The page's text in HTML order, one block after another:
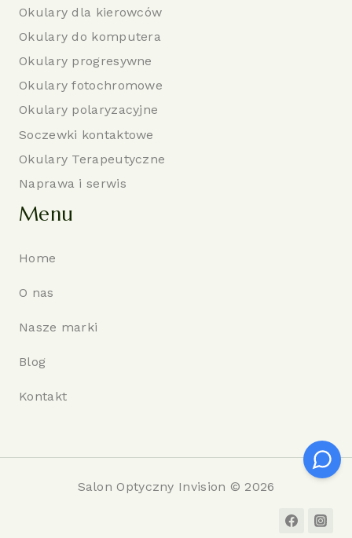
Okulary dla kierowców
Okulary do komputera
Okulary progresywne
Okulary fotochromowe
Okulary polaryzacyjne
Soczewki kontaktowe
Okulary Terapeutyczne
Naprawa i serwis
Menu
Home
O nas
Nasze marki
Blog
Kontakt
Salon Optyczny Invision © 2026